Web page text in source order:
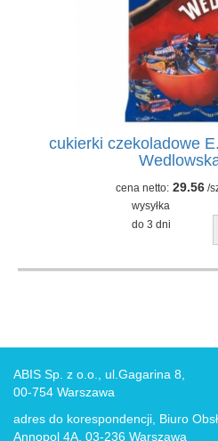
cukierki czekoladowe
cena netto: 29.56 /
wysyłka
do 3 dni
ABIS Sp. z o.o., ul.Gagarina 8,
00-754 Warszawa
adres do korespondencji, Biuro
Annopol 4A, 03-236 Warszawa